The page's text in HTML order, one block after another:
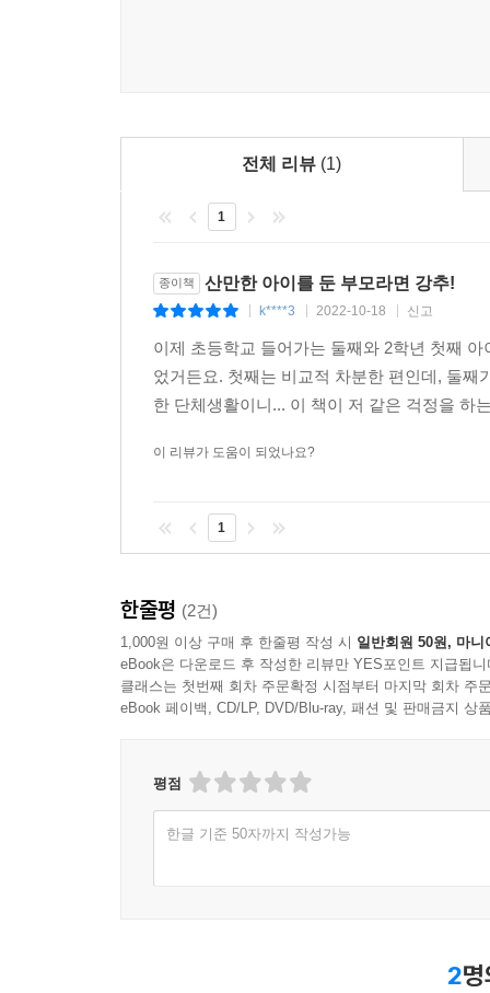
5) 유사한 갈등 상황에서 내 부모는 나에게 어떻게
# 밤새 스마트폰만 붙잡고 있는 아이
빼앗기면 자신의 모든 것을 빼앗긴다고 느낄 수
2) 스마트폰을 제외하고 다양하고 즐거운 일상 활
3) 부모와 사용하기로 한 약속 시간을 정하고, 지키
4) 아이와의 관계가 좋은 편이다.
5) 물리적, 심리적으로 단순한 환경이다.
수 있는 가장 기본적인 전제다.
집중력은 학업뿐만 아니라 삶 전반의 행복에 영
필수인 시간 관리 능력, 건강한 일상을 이어가는
산만한 아이를 위한 명확한 양육법은, 아이가 부
아이로 자라고, 자신의 삶을 잘 살아갈 수 있도록
전체 리뷰 (1)
1
종이책 산만한 아이를 둔 부모라면 강추!
k****3 2022-10-18 신고
이제 초등학교 들어가는 둘째와 2학년 첫째
었거든요. 첫째는 비교적 차분한 편인데, 둘
한 단체생활이니... 이 책이 저 같은 걱정을 하
이 리뷰가 도움이 되었나요?
1
한줄평 (2건)
1,000원 이상 구매 후 한줄평 작성 시 일반회원 50원, 마니
eBook은 다운로드 후 작성한 리뷰만 YES포인트 지급됩니
클래스는 첫번째 회차 주문확정 시점부터 마지막 회차 주
eBook 페이백, CD/LP, DVD/Blu-ray, 패션 및 판매금지 상
평점
한글 기준 50자까지 작성가능
2